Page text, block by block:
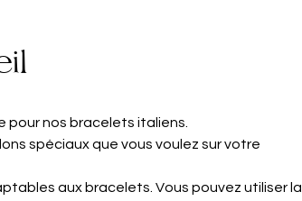
pour nos bracelets italiens.
spéciaux que vous voulez sur votre
aux bracelets. Vous pouvez utiliser la